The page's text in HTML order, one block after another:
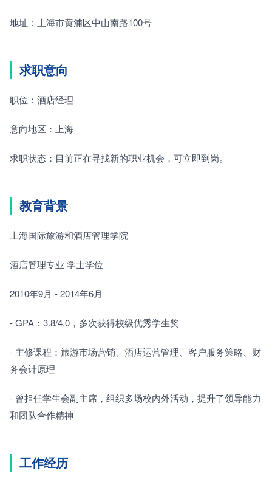
地址：上海市黄浦区中山南路100号
求职意向
职位：酒店经理
意向地区：上海
求职状态：目前正在寻找新的职业机会，可立即到岗。
教育背景
上海国际旅游和酒店管理学院
酒店管理专业 学士学位
2010年9月 - 2014年6月
- GPA：3.8/4.0，多次获得校级优秀学生奖
- 主修课程：旅游市场营销、酒店运营管理、客户服务策略、财
务会计原理
- 曾担任学生会副主席，组织多场校内外活动，提升了领导能力
和团队合作精神
工作经历